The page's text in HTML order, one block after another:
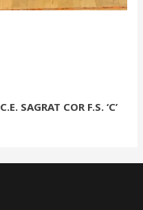
C.E. SAGRAT COR F.S. ‘C’